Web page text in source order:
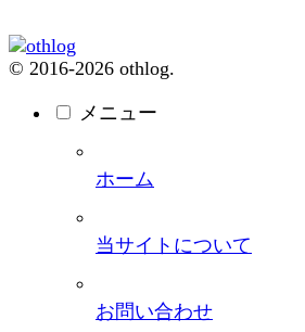
© 2016-2026 othlog.
メニュー
ホーム
当サイトについて
お問い合わせ